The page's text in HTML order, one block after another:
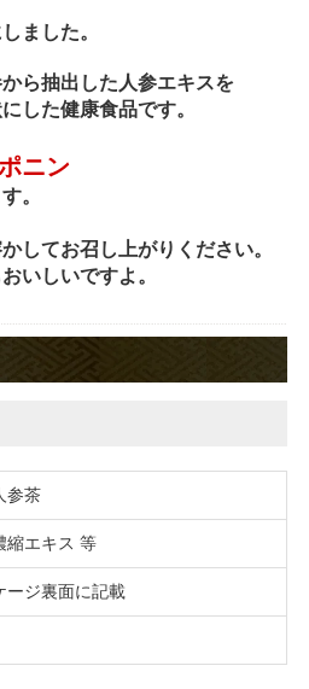
ました。
ら抽出した人参エキスを
した健康食品です。
ニン
。
してお召し上がりください。
いしいですよ。
参茶
縮エキス 等
ージ裏面に記載